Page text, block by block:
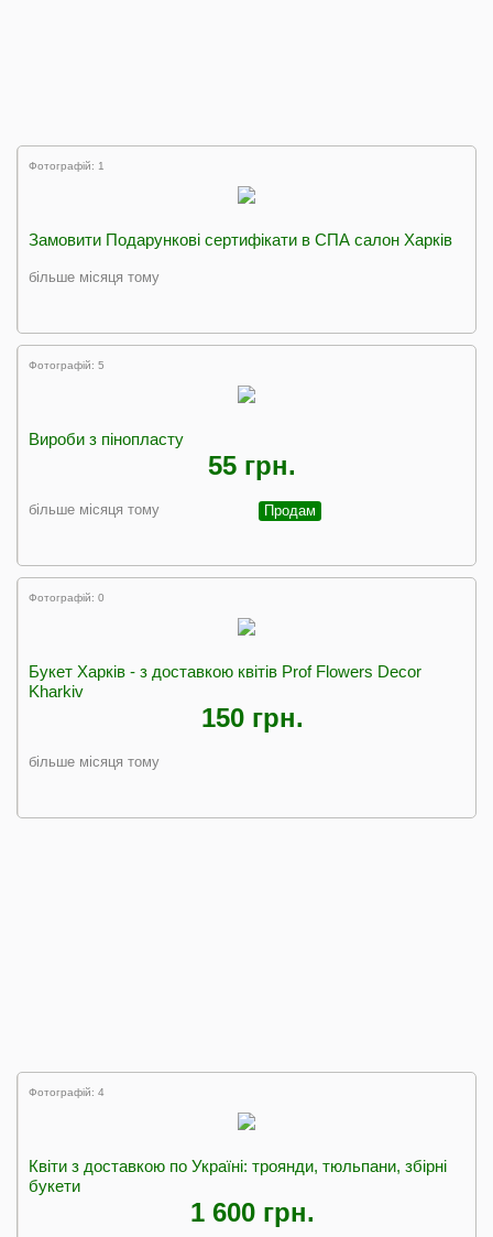
Фотографій: 1
Замовити Подарункові сертифікати в СПА салон Харків
більше місяця тому
Фотографій: 5
Вироби з пінопласту
55 грн.
більше місяця тому Продам
Фотографій: 0
Букет Харків - з доставкою квітів Prof Flowers Decor
Kharkiv
150 грн.
більше місяця тому
Фотографій: 4
Квіти з доставкою по Україні: троянди, тюльпани, збірні
букети
1 600 грн.